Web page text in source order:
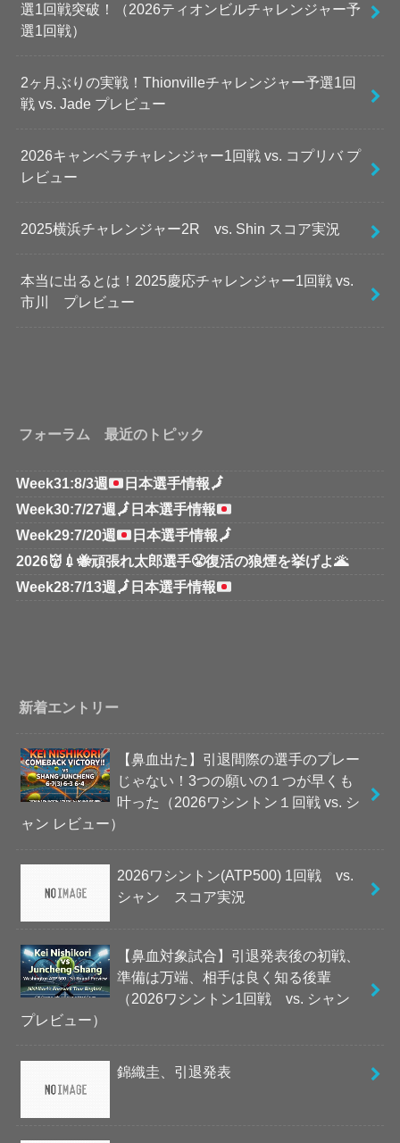
選1回戦突破！（2026ティオンビルチャレンジャー予
選1回戦）
2ヶ月ぶりの実戦！Thionvilleチャレンジャー予選1回
戦 vs. Jade プレビュー
2026キャンベラチャレンジャー1回戦 vs. コプリバ プ
レビュー
2025横浜チャレンジャー2R vs. Shin スコア実況
本当に出るとは！2025慶応チャレンジャー1回戦 vs.
市川 プレビュー
フォーラム 最近のトピック
Week31:8/3週 日本選手情報🗾
Week30:7/27週 🗾 日本選手情報
Week29:7/20週
日本選手情報🗾
2026👹💉🐝頑張れ太郎選手😤復活の狼煙を挙げよ🌋
Week28:7/13週 🗾 日本選手情報
新着エントリー
【鼻血出た】引退間際の選手のプレー
じゃない！3つの願いの１つが早くも
叶った（2026ワシントン１回戦 vs. シ
ャン レビュー）
2026ワシントン(ATP500) 1回戦 vs.
シャン スコア実況
【鼻血対象試合】引退発表後の初戦、
準備は万端、相手は良く知る後輩
（2026ワシントン1回戦 vs. シャン
プレビュー）
錦織圭、引退発表